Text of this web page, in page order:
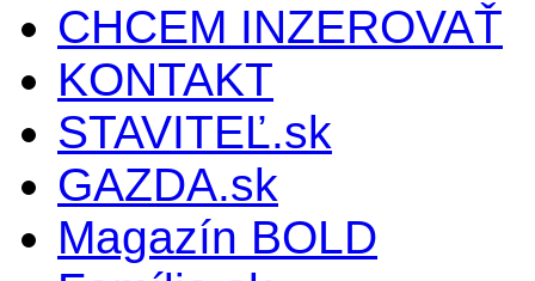
CHCEM INZEROVAŤ
KONTAKT
STAVITEĽ.sk
GAZDA.sk
Magazín BOLD